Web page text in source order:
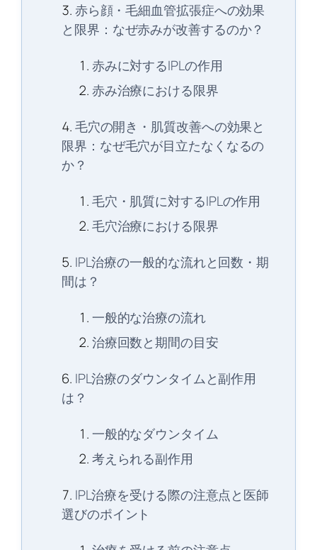
赤ら顔・毛細血管拡張症への効果
と限界：なぜ赤みが改善するのか？
赤みに対するIPLの作用
赤み治療における限界
毛穴の開き・肌質改善への効果と
限界：なぜ毛穴が目立たなくなるの
か？
毛穴・肌質に対するIPLの作用
毛穴治療における限界
IPL治療の一般的な流れと回数・期
間は？
一般的な治療の流れ
治療回数と期間の目安
IPL治療のダウンタイムと副作用
は？
一般的なダウンタイム
考えられる副作用
IPL治療を受ける際の注意点と医師
選びのポイント